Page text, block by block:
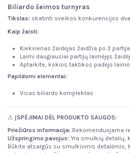
Biliardo šeimos turnyras
Tikslas: skatinti sveikos konkurencijos
Kaip žaisti:
Kiekvienas žaidėjas žaidžia po 3
Laimi daugiausiai partijų laimėjęs
Aptarkite, kokios taktikos padėjo
Papildomi elementai:
Visas biliardo komplektas
⚠ ĮSPĖJIMAI DĖL PRODUKTO SAUGOS:
Priežiūros informacija: Rekomenduojama
Užspringimo pavojus: Yra smulkių detalių,
Būkite atsargūs su smulkiomis detalėmis,